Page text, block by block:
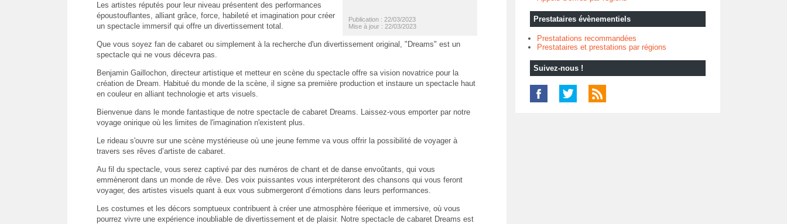
Publication : 22/03/2023
Mise à jour : 22/03/2023
Les artistes réputés pour leur niveau présentent des performances
époustouflantes, alliant grâce, force, habileté et imagination pour créer
un spectacle immersif qui offre un divertissement total.
Que vous soyez fan de cabaret ou simplement à la recherche d'un divertissement original, "Dreams" est un
spectacle qui ne vous décevra pas.
Benjamin Gaillochon, directeur artistique et metteur en scène du spectacle offre sa vision novatrice pour la
création de Dream. Habitué du monde de la scène, il signe sa première production et instaure un spectacle haut
en couleur en alliant technologie et arts visuels.
Bienvenue dans le monde fantastique de notre spectacle de cabaret Dreams. Laissez-vous emporter par notre
voyage onirique où les limites de l'imagination n'existent plus.
Le rideau s'ouvre sur une scène mystérieuse où une jeune femme va vous offrir la possibilité de voyager à
travers ses rêves d’artiste de cabaret.
Au fil du spectacle, vous serez captivé par des numéros de chant et de danse envoûtants, qui vous
emmèneront dans un monde de rêve. Des voix puissantes vous interpréteront des chansons qui vous feront
voyager, des artistes visuels quant à eux vous submergeront d’émotions dans leurs performances.
Les costumes et les décors somptueux contribuent à créer une atmosphère féerique et immersive, où vous
pourrez vivre une expérience inoubliable de divertissement et de plaisir. Notre spectacle de cabaret Dreams est
Prestataires évènementiels
Prestatations recommandées
Prestataires et prestations par régions
Suivez-nous !